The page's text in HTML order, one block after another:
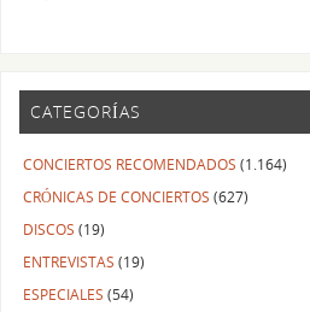
CATEGORÍAS
CONCIERTOS RECOMENDADOS (1.164)
CRÓNICAS DE CONCIERTOS (627)
DISCOS (19)
ENTREVISTAS (19)
ESPECIALES (54)